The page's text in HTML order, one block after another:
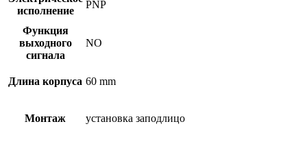
исполнение
PNP
Функция
выходного
сигнала
NO
Длина корпуса 60 mm
Монтаж установка заподлицо